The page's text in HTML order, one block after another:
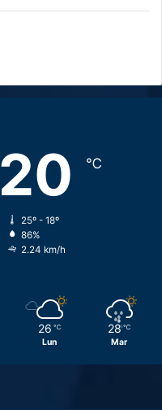
20 ℃
25º - 18º
86%
2.24 km/h
26 ℃
Lun
28 ℃
Mar